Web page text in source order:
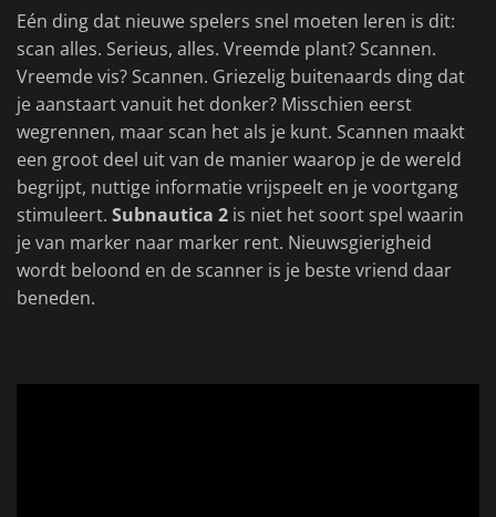
Eén ding dat nieuwe spelers snel moeten leren is dit:
scan alles. Serieus, alles. Vreemde plant? Scannen.
Vreemde vis? Scannen. Griezelig buitenaards ding dat
je aanstaart vanuit het donker? Misschien eerst
wegrennen, maar scan het als je kunt. Scannen maakt
een groot deel uit van de manier waarop je de wereld
begrijpt, nuttige informatie vrijspeelt en je voortgang
stimuleert. Subnautica 2 is niet het soort spel waarin
je van marker naar marker rent. Nieuwsgierigheid
wordt beloond en de scanner is je beste vriend daar
beneden.